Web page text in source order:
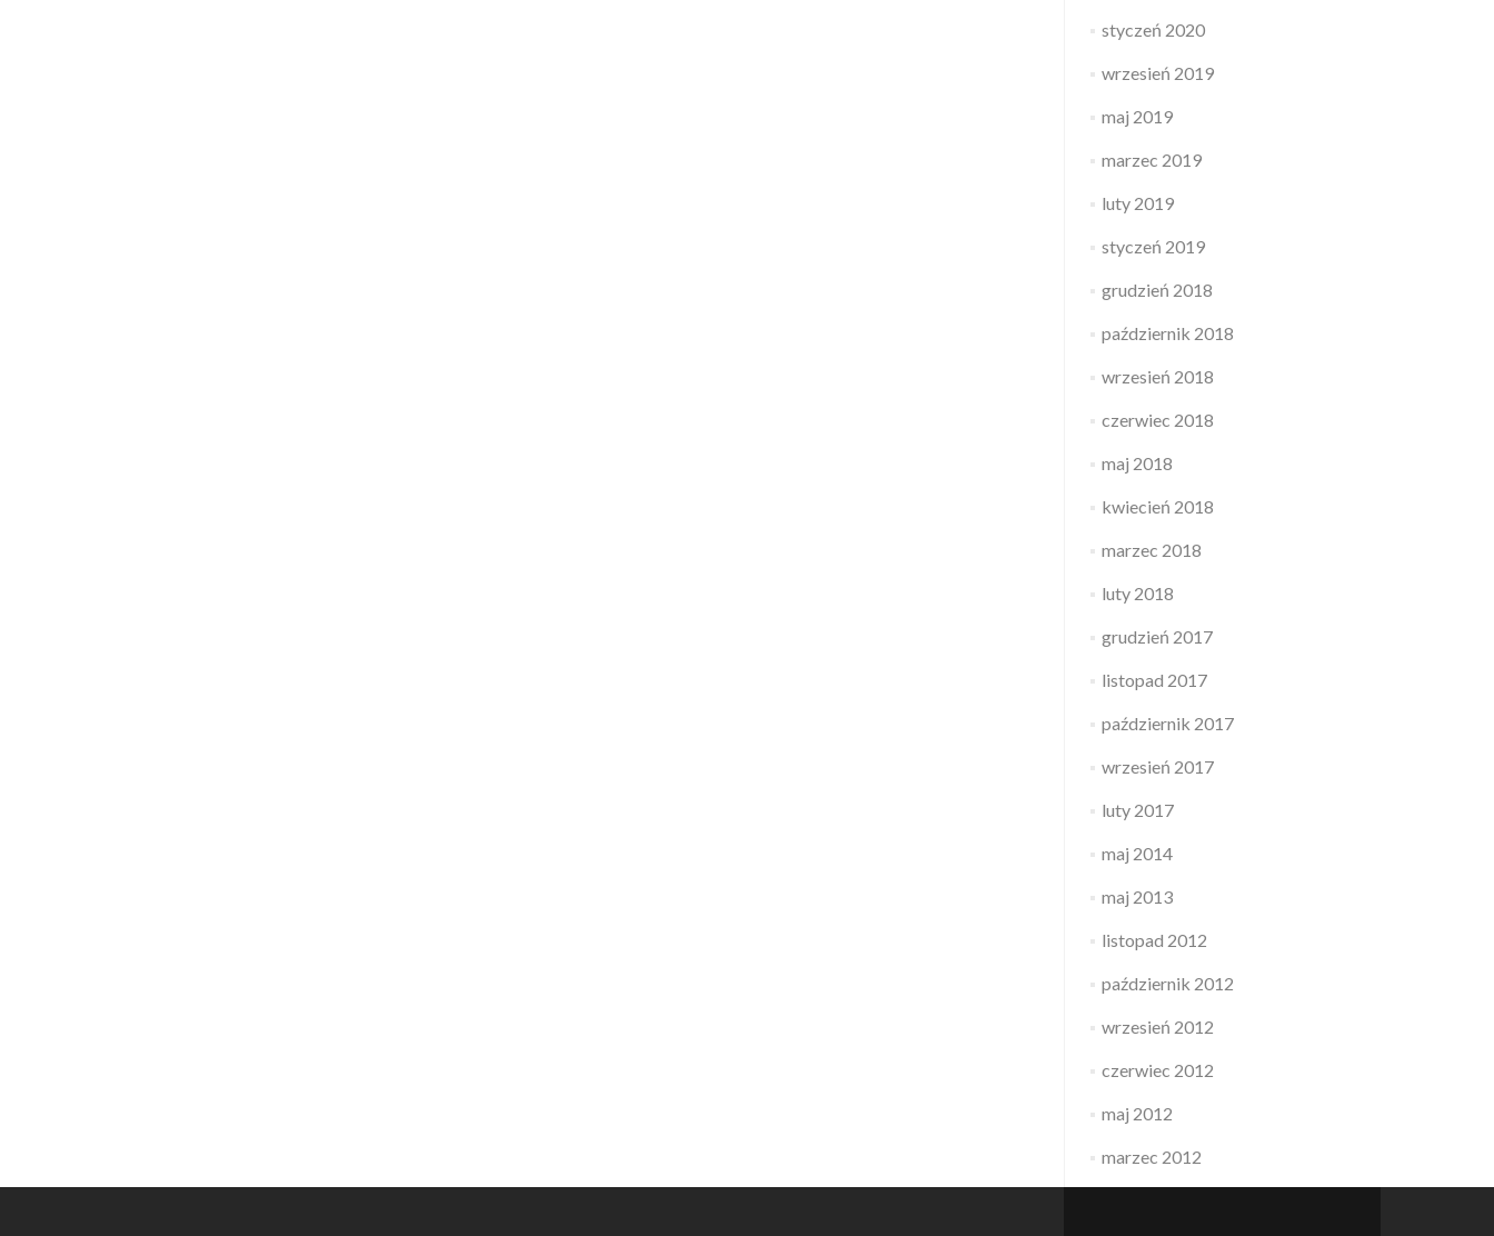
styczeń 2020
wrzesień 2019
maj 2019
marzec 2019
luty 2019
styczeń 2019
grudzień 2018
październik 2018
wrzesień 2018
czerwiec 2018
maj 2018
kwiecień 2018
marzec 2018
luty 2018
grudzień 2017
listopad 2017
październik 2017
wrzesień 2017
luty 2017
maj 2014
maj 2013
listopad 2012
październik 2012
wrzesień 2012
czerwiec 2012
maj 2012
marzec 2012